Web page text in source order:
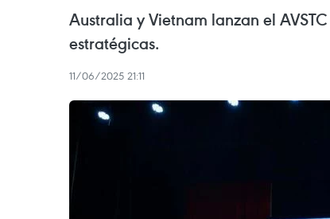
Australia y Vietnam lanzan el
estratégicas.
11/06/2025 21:11